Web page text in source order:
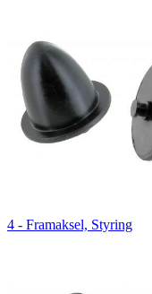
4 - Framaksel, Styring